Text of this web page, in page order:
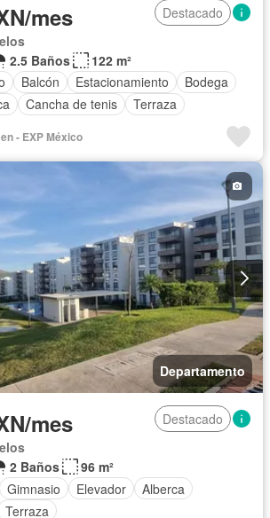
mes
Destacado
2.5 Baños
122 m²
Balcón Estacionamiento
Bodega
Cancha de tenis Terraza
- EXP México
Departamento
mes
Destacado
2 Baños
96 m²
Gimnasio Elevador
Alberca
Terraza